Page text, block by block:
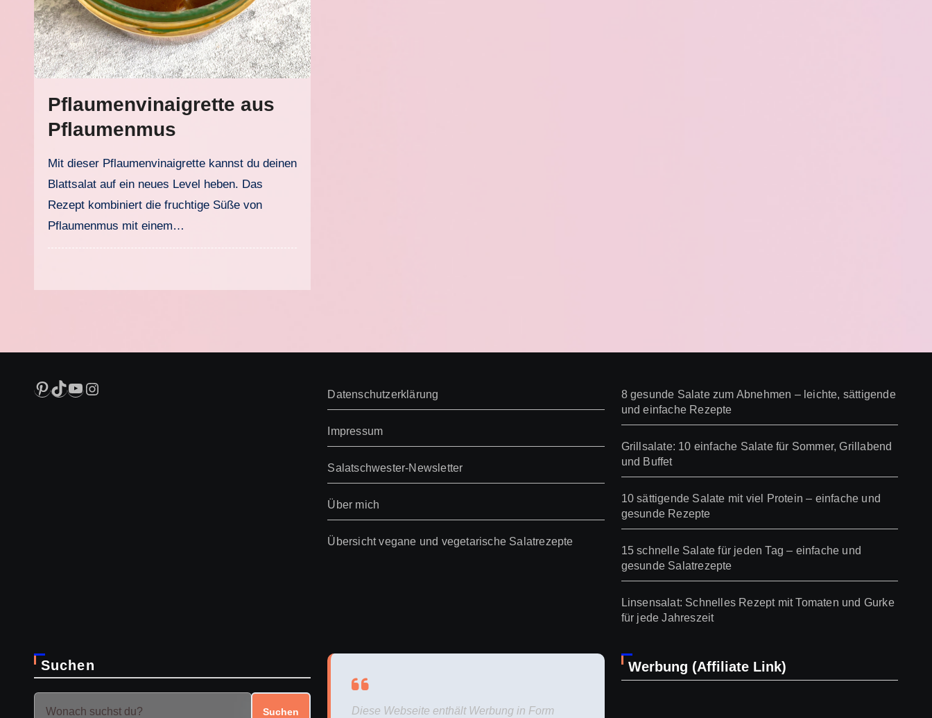
Pflaumenvinaigrette aus
Pflaumenmus
Mit dieser Pflaumenvinaigrette kannst du deinen
Blattsalat auf ein neues Level heben. Das
Rezept kombiniert die fruchtige Süße von
Pflaumenmus mit einem…
Pinterest
TikTok
YouTube
Instagram Datenschutzerklärung
Impressum
Salatschwester-Newsletter
Über mich
Übersicht vegane und vegetarische Salatrezepte
8 gesunde Salate zum Abnehmen – leichte, sättigende
und einfache Rezepte
Grillsalate: 10 einfache Salate für Sommer, Grillabend
und Buffet
10 sättigende Salate mit viel Protein – einfache und
gesunde Rezepte
15 schnelle Salate für jeden Tag – einfache und
gesunde Salatrezepte
Linsensalat: Schnelles Rezept mit Tomaten und Gurke
für jede Jahreszeit
Suchen
Suchen
Diese Webseite enthält Werbung in Form
Werbung (Affiliate Link)